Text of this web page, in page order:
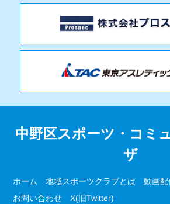
中野区スポーツ・コミ
ザ
ホーム 地域スポーツクラブとは 動画配
お問い合わせ X(旧Twitter)